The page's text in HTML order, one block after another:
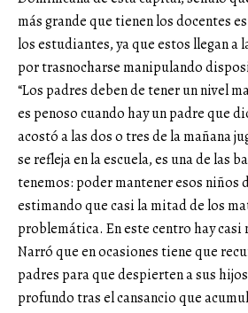
más grande que tienen los docentes
los estudiantes, ya que estos llegan a
por trasnocharse manipulando
“Los padres deben de tener un nivel
es penoso cuando hay un padre que
acostó a las dos o tres de la mañana
se refleja en la escuela, es una de las
tenemos: poder mantener esos niños
estimando que casi la mitad de los
problemática. En este centro hay
Narró que en ocasiones tiene que
padres para que despierten a sus
profundo tras el cansancio que